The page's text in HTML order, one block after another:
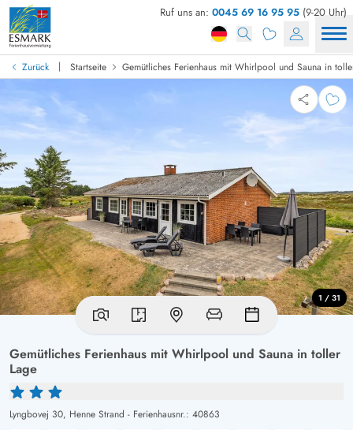
Ruf uns an: 0045 69 16 95 95 (9-20 Uhr)
Zurück | Startseite Gemütliches Ferienhaus mit Whirlpool und Sauna in
Gemütliches Ferienhaus mit Whirlpool und Sauna in toller
Lage
Lyngbovej 30, Henne Strand - Ferienhausnr.: 40863
1 / 31